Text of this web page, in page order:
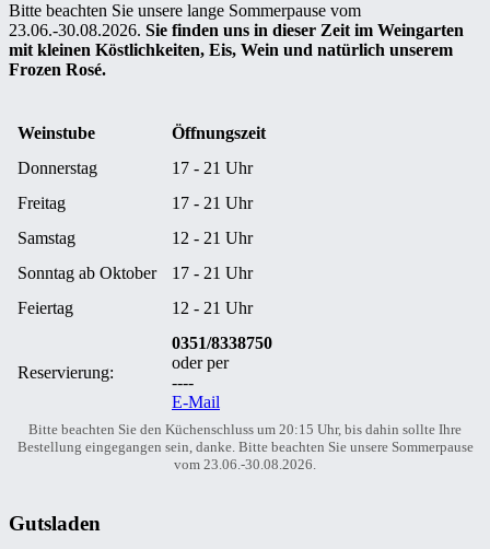
Bitte beachten Sie unsere lange Sommerpause vom
23.06.-30.08.2026. Sie finden uns in dieser Zeit im Weingarten
mit kleinen Köstlichkeiten, Eis, Wein und natürlich unserem
Frozen Rosé.
Weinstube
Öffnungszeit
Donnerstag
17 - 21 Uhr
Freitag
17 - 21 Uhr
Samstag
12 - 21 Uhr
Sonntag ab Oktober
17 - 21 Uhr
Feiertag
12 - 21 Uhr
Reservierung:
0351/8338750
oder per
----
E-Mail
Bitte beachten Sie den Küchenschluss um 20:15 Uhr, bis dahin sollte Ihre
Bestellung eingegangen sein, danke. Bitte beachten Sie unsere Sommerpause
vom 23.06.-30.08.2026.
Gutsladen